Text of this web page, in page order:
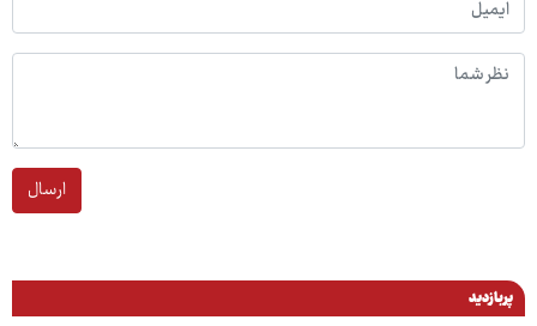
ارسال
پربازدید